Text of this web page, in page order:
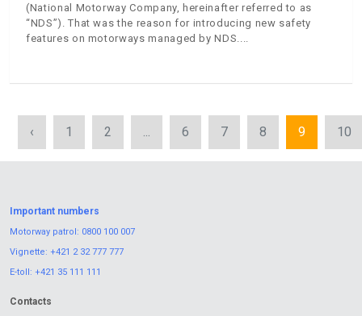
(National Motorway Company, hereinafter referred to as
“NDS”). That was the reason for introducing new safety
features on motorways managed by NDS.
‹ 1 2 ... 6 7 8 9 10
Important numbers
Motorway patrol: 0800 100 007
Vignette: +421 2 32 777 777
E-toll: +421 35 111 111
Contacts